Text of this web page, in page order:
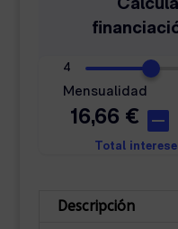
Descripción